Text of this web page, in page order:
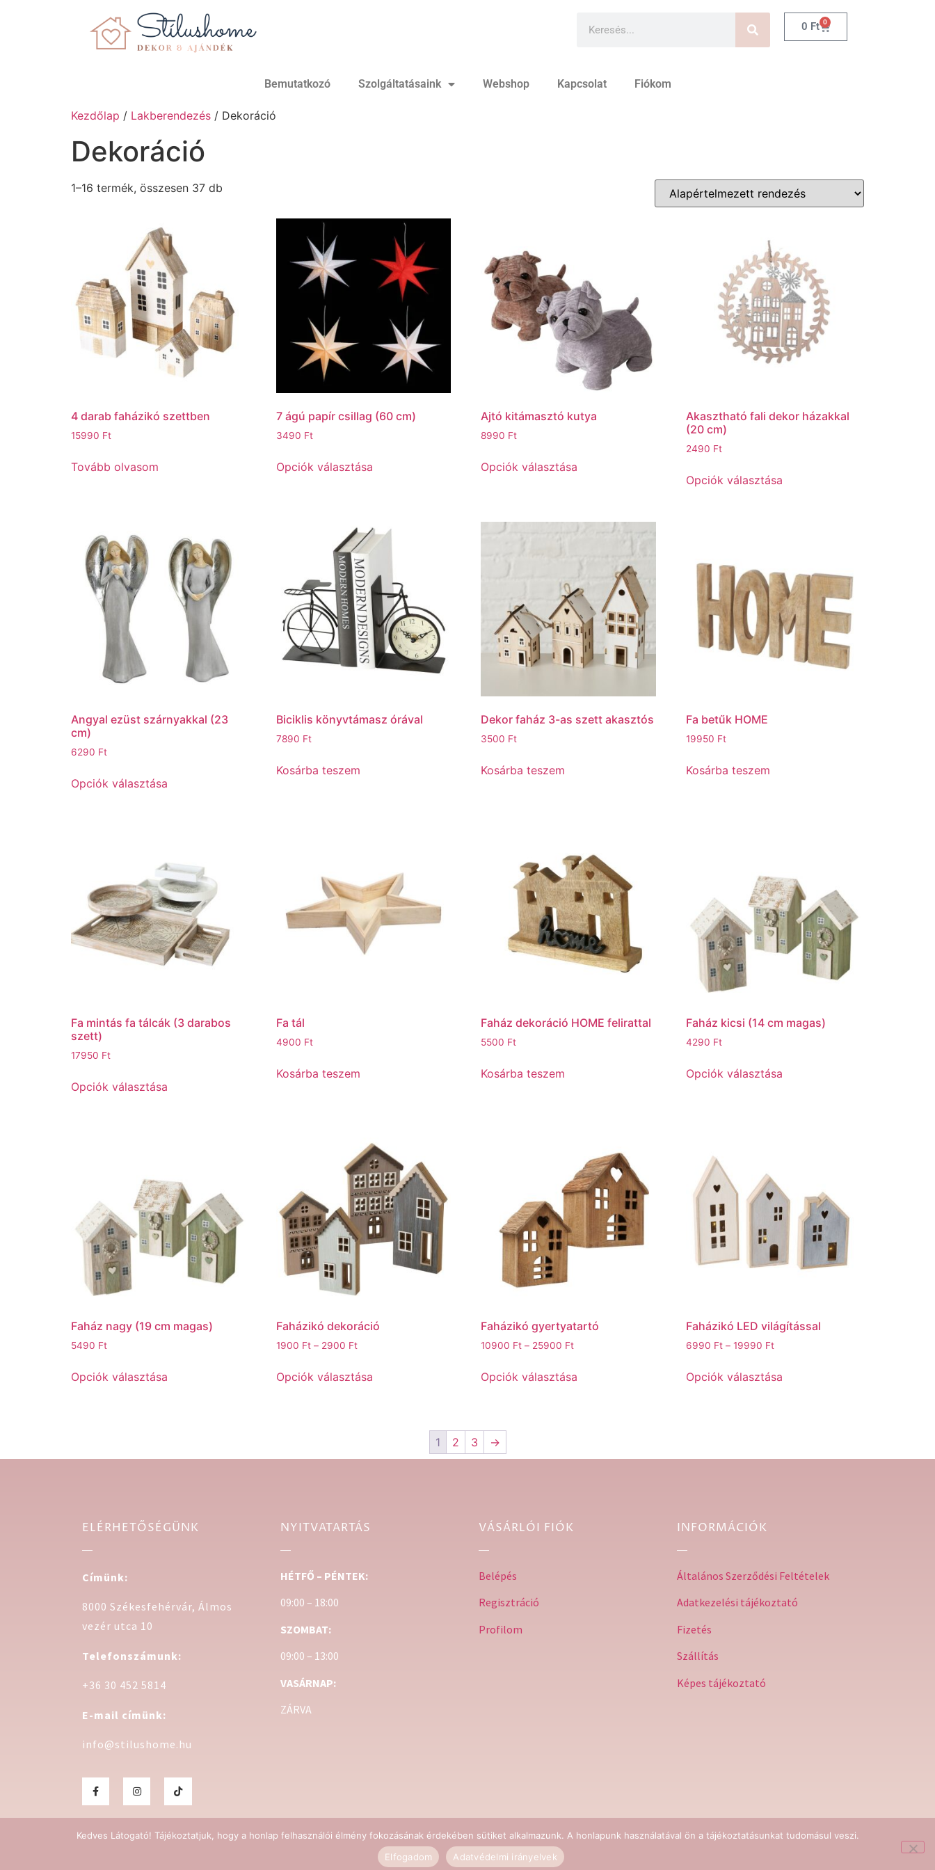
0 Ft 0
Bemutatkozó Szolgáltatásaink Webshop Kapcsolat Fiókom
Kezdőlap / Lakberendezés / Dekoráció
Dekoráció
1–16 termék, összesen 37 db
4 darab faházikó szettben
15990 Ft
Tovább olvasom
7 ágú papír csillag (60 cm)
3490 Ft
Opciók választása
Ajtó kitámasztó kutya
8990 Ft
Opciók választása
Akasztható fali dekor házakkal
(20 cm)
2490 Ft
Opciók választása
Angyal ezüst szárnyakkal (23
cm)
6290 Ft
Opciók választása
Biciklis könyvtámasz órával
7890 Ft
Kosárba teszem
Dekor faház 3-as szett akasztós
3500 Ft
Kosárba teszem
Fa betűk HOME
19950 Ft
Kosárba teszem
Fa mintás fa tálcák (3 darabos
szett)
17950 Ft
Opciók választása
Fa tál
4900 Ft
Kosárba teszem
Faház dekoráció HOME felirattal
5500 Ft
Kosárba teszem
Faház kicsi (14 cm magas)
4290 Ft
Opciók választása
Faház nagy (19 cm magas)
5490 Ft
Opciók választása
Faházikó dekoráció
1900 Ft – 2900 Ft
Opciók választása
Faházikó gyertyatartó
10900 Ft – 25900 Ft
Opciók választása
Faházikó LED világítással
6990 Ft – 19990 Ft
Opciók választása
1 2 3 →
ELÉRHETŐSÉGÜNK
Címünk:
8000 Székesfehérvár, Álmos
vezér utca 10
Telefonszámunk:
+36 30 452 5814
E-mail címünk:
info@stilushome.hu
NYITVATARTÁS
HÉTFŐ – PÉNTEK:
09:00 – 18:00
SZOMBAT:
09:00 – 13:00
VASÁRNAP:
ZÁRVA
VÁSÁRLÓI FIÓK
Belépés
Regisztráció
Profilom
INFORMÁCIÓK
Általános Szerződési Feltételek
Adatkezelési tájékoztató
Fizetés
Szállítás
Képes tájékoztató
@Stilushome 2023 | Minden jog fenntartva | by HeadStart Consulting Kft.
Kedves Látogató! Tájékoztatjuk, hogy a honlap felhasználói élmény fokozásának érdekében sütiket alkalmazunk. A honlapunk használatával ön a tájékoztatásunkat tudomásul veszi.
Elfogadom
Adatvédelmi irányelvek